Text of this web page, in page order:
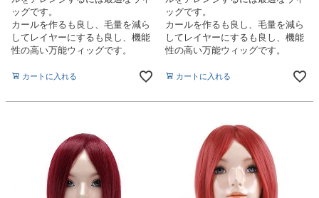
ッグです。
カールを作るも良し、毛量を減ら
してレイヤーにするも良し、機能
性の高い万能ウィッグです。
カートに入れる
ッグです。
カールを作るも良し、毛量を減ら
してレイヤーにするも良し、機能
性の高い万能ウィッグです。
カートに入れる